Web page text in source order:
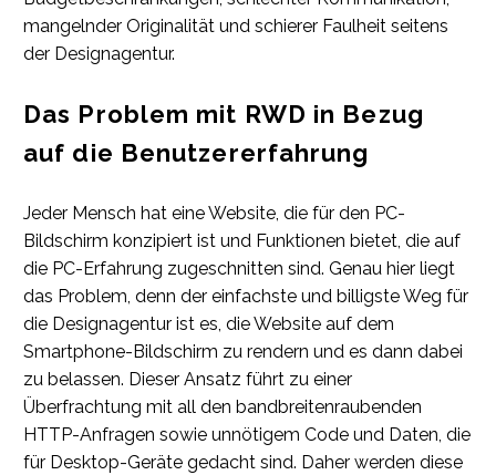
mangelnder Originalität und schierer Faulheit seitens
der Designagentur.
Das Problem mit RWD in Bezug
auf die Benutzererfahrung
Jeder Mensch hat eine Website, die für den PC-
Bildschirm konzipiert ist und Funktionen bietet, die auf
die PC-Erfahrung zugeschnitten sind. Genau hier liegt
das Problem, denn der einfachste und billigste Weg für
die Designagentur ist es, die Website auf dem
Smartphone-Bildschirm zu rendern und es dann dabei
zu belassen. Dieser Ansatz führt zu einer
Überfrachtung mit all den bandbreitenraubenden
HTTP-Anfragen sowie unnötigem Code und Daten, die
für Desktop-Geräte gedacht sind. Daher werden diese